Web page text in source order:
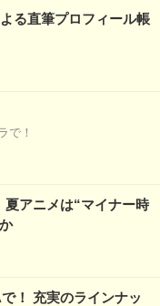
る直筆プロフィール帳
で！
夏アニメは“マイナー時
！ 充実のラインナッ